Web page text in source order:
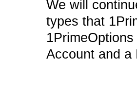
We will
types that
Account and a